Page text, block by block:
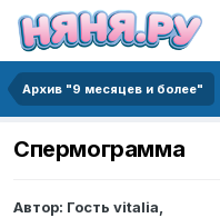
Архив "9 месяцев и более"
Спермограмма
Автор: Гость vitalia,